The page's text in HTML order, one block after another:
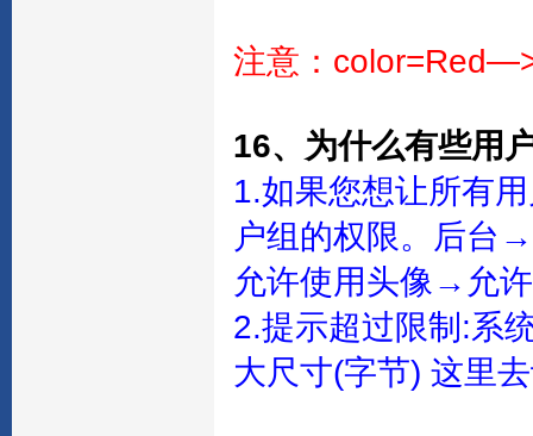
注意：
16、为什么有些用
1.如果您想让所有
户组的权限。后
允许使用头像→允
2.提示超过限制:系
大尺寸(字节) 这里